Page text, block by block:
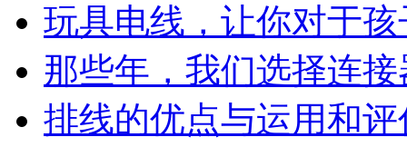
玩具电线，让你对于
那些年，我们选择连
排线的优点与运用和